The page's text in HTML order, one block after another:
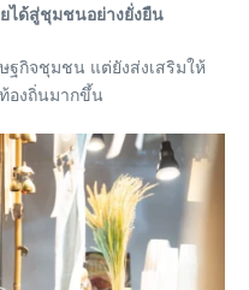
ได้สู่ชุมชนอย่างยั่งยืน
ฐกิจชุมชน แต่ยังส่งเสริมให้
องถิ่นมากขึ้น